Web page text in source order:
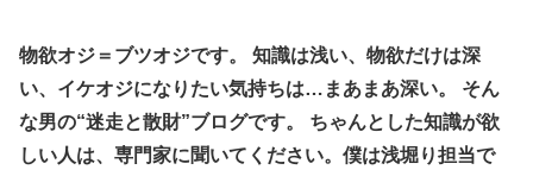
物欲オジ＝ブツオジです。 知識は浅い、物欲だけは深
い、イケオジになりたい気持ちは…まあまあ深い。 そん
な男の“迷走と散財”ブログです。 ちゃんとした知識が欲
しい人は、専門家に聞いてください。僕は浅堀り担当で